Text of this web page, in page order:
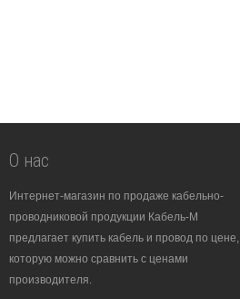
О нас
Интернет-магазин по продаже кабельно-
проводниковой продукции Кабель-М
предлагает купить кабель и провод по цене,
которую можно сравнить с ценами
производителя.